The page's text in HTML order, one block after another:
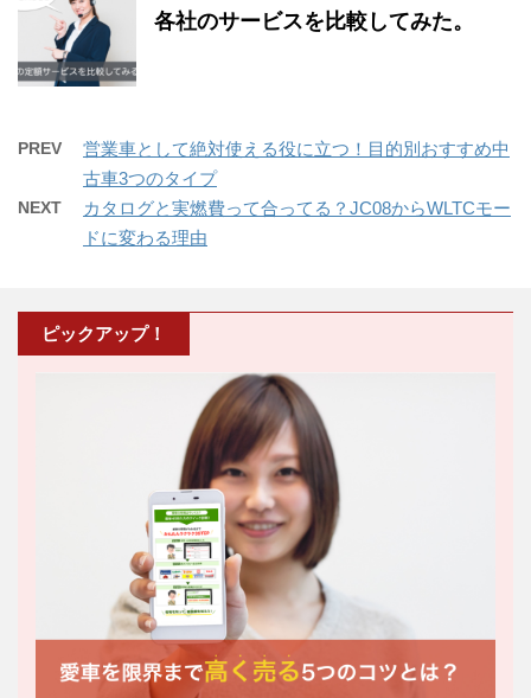
各社のサービスを比較してみた。
PREV
営業車として絶対使える役に立つ！目的別おすすめ中
古車3つのタイプ
NEXT
カタログと実燃費って合ってる？JC08からWLTCモー
ドに変わる理由
ピックアップ！